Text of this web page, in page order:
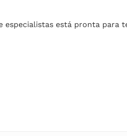
especialistas está pronta para